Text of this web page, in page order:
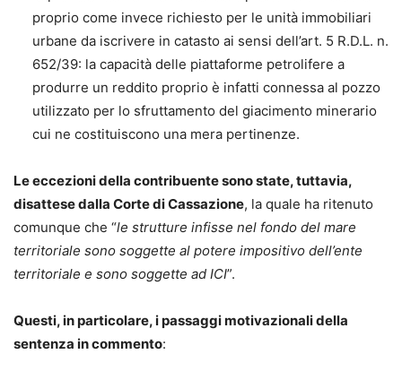
proprio come invece richiesto per le unità immobiliari
urbane da iscrivere in catasto ai sensi dell’art. 5 R.D.L. n.
652/39: la capacità delle piattaforme petrolifere a
produrre un reddito proprio è infatti connessa al pozzo
utilizzato per lo sfruttamento del giacimento minerario
cui ne costituiscono una mera pertinenze.
Le eccezioni della contribuente sono state, tuttavia,
disattese dalla Corte di Cassazione, la quale ha ritenuto
comunque che “le strutture infisse nel fondo del mare
territoriale sono soggette al potere impositivo dell’ente
territoriale e sono soggette ad ICI”.
Questi, in particolare, i passaggi motivazionali della
sentenza in commento: